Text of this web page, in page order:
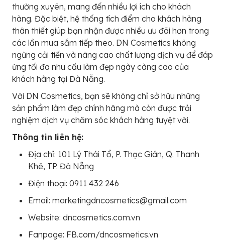
thường xuyên, mang đến nhiều lợi ích cho khách
hàng. Đặc biệt, hệ thống tích điểm cho khách hàng
thân thiết giúp bạn nhận được nhiều ưu đãi hơn trong
các lần mua sắm tiếp theo. DN Cosmetics không
ngừng cải tiến và nâng cao chất lượng dịch vụ để đáp
ứng tối đa nhu cầu làm đẹp ngày càng cao của
khách hàng tại Đà Nẵng.
Với DN Cosmetics, bạn sẽ không chỉ sở hữu những
sản phẩm làm đẹp chính hãng mà còn được trải
nghiệm dịch vụ chăm sóc khách hàng tuyệt vời.
Thông tin liên hệ:
Địa chỉ: 101 Lý Thái Tổ, P. Thạc Gián, Q. Thanh
Khê, TP. Đà Nẵng
Điện thoại: 0911 432 246
Email: marketingdncosmetics@gmail.com
Website: dncosmetics.com.vn
Fanpage: FB.com/dncosmetics.vn